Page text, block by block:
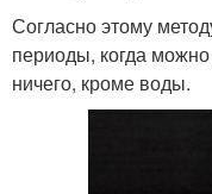
Согласно этому
периоды, когда
ничего, кроме воды.